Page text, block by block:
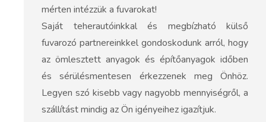
mérten intézzük a fuvarokat!
Saját teherautóinkkal és megbízható külső
fuvarozó partnereinkkel gondoskodunk arról, hogy
az ömlesztett anyagok és építőanyagok időben
és sérülésmentesen érkezzenek meg Önhöz.
Legyen szó kisebb vagy nagyobb mennyiségről, a
szállítást mindig az Ön igényeihez igazítjuk.